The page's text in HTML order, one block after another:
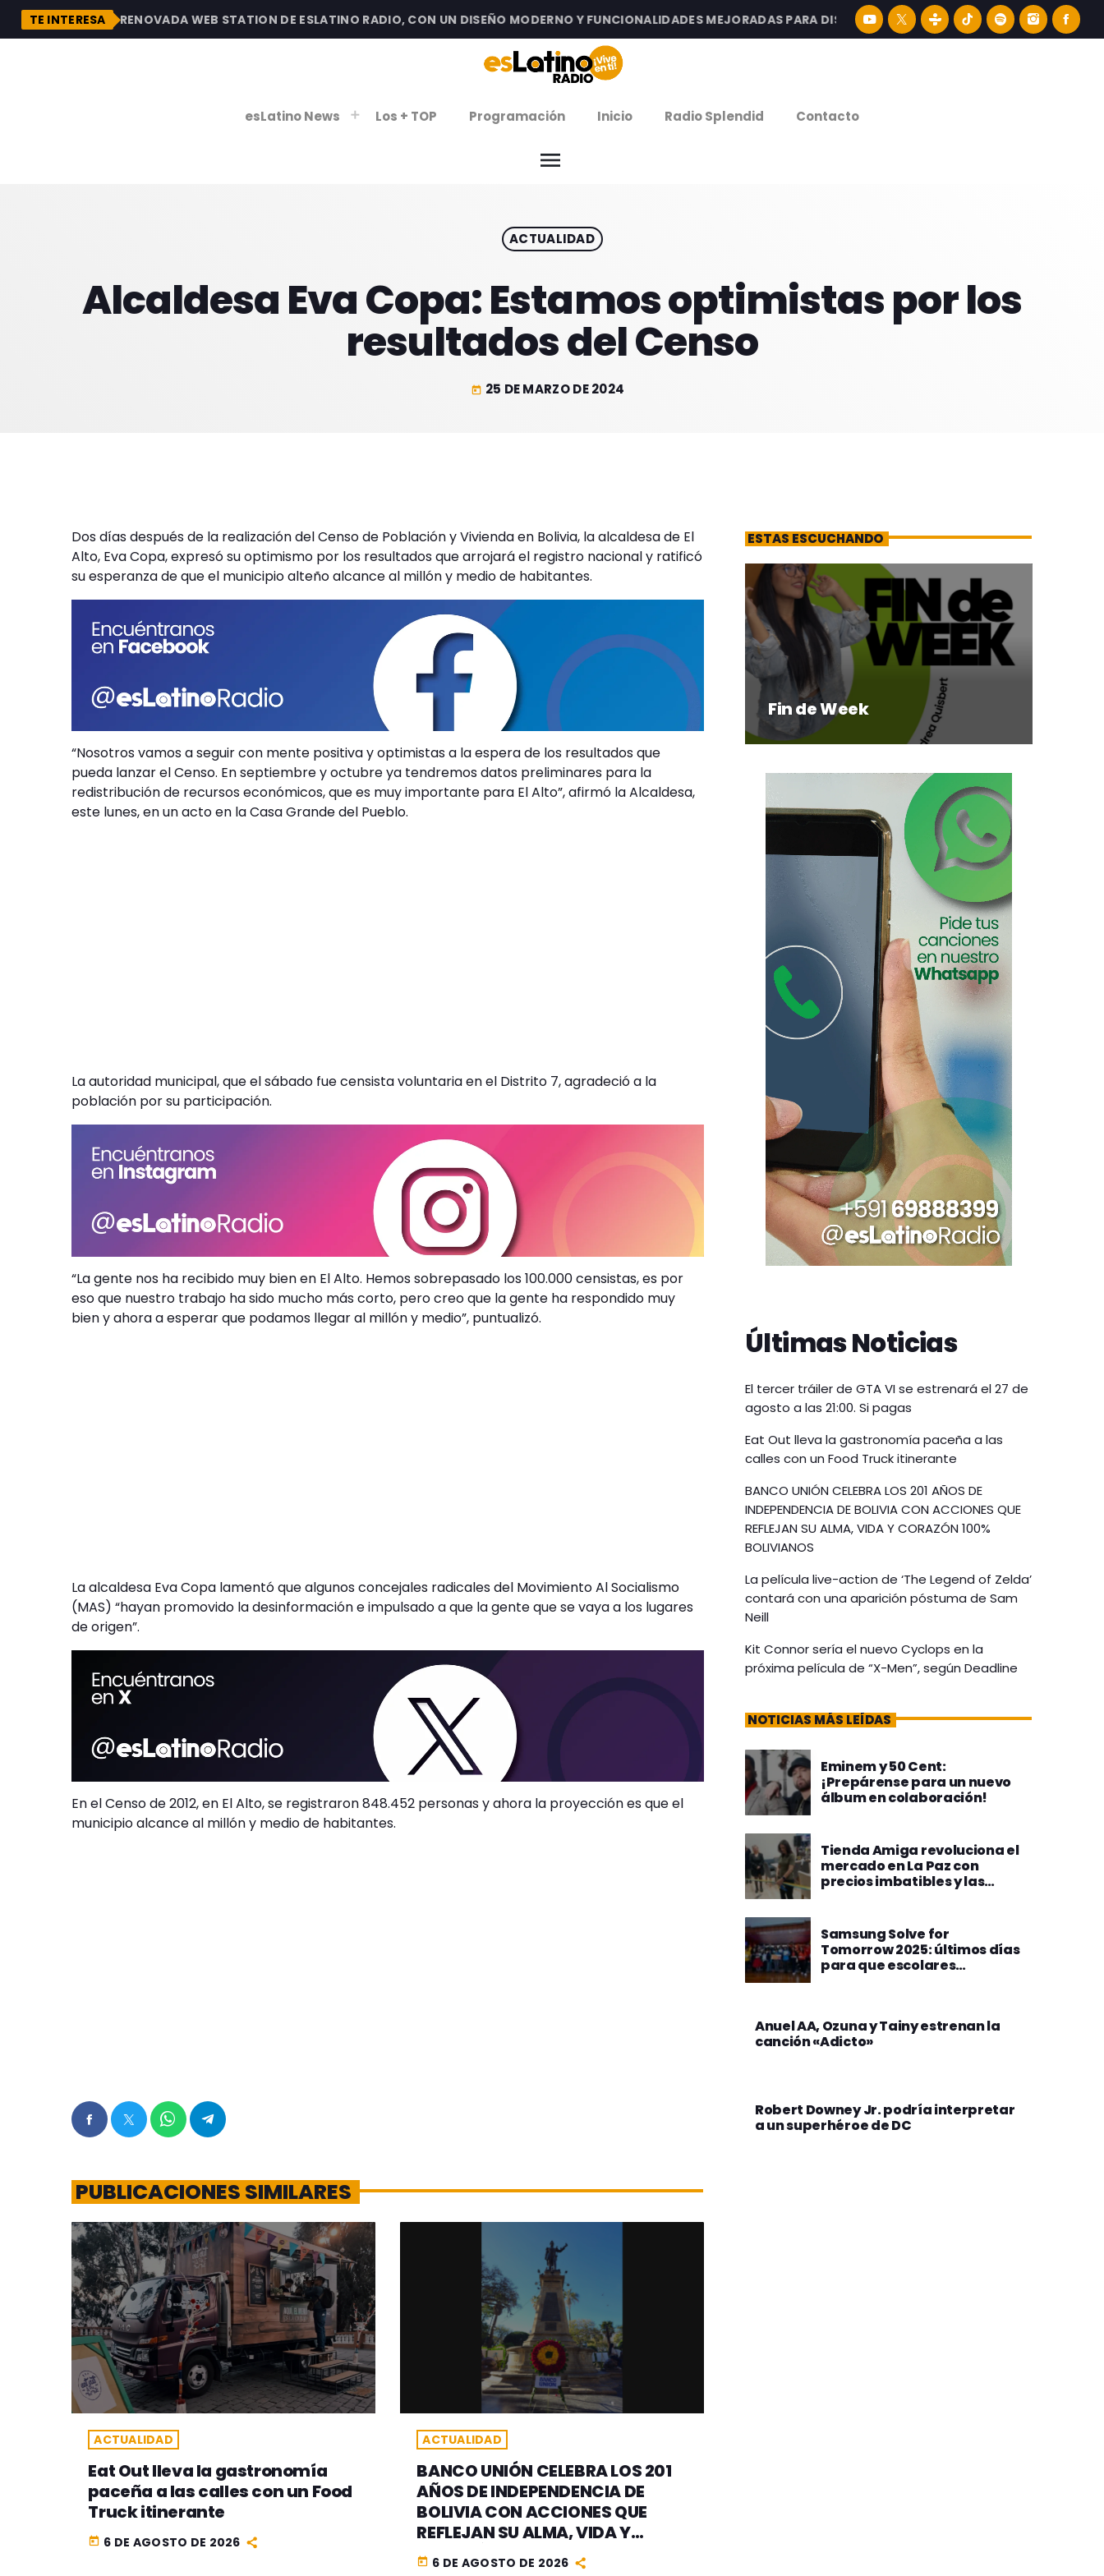
TE INTERESA
DESCUBRE LA RENOVADA WEB STATION DE ESLATINO RADIO, CON UN DISEÑO MODERNO Y FUNCIONALIDADES MEJORADAS PARA DISFRUTAR LA MEJOR MÚSICA LATINA Y
esLatino News Los + TOP Programación Inicio Radio Splendid Contacto
menu
ACTUALIDAD
Alcaldesa Eva Copa: Estamos optimistas por los
resultados del Censo
today 25 DE MARZO DE 2024
Dos días después de la realización del Censo de Población y Vivienda en Bolivia, la alcaldesa de El
Alto, Eva Copa, expresó su optimismo por los resultados que arrojará el registro nacional y ratificó
su esperanza de que el municipio alteño alcance al millón y medio de habitantes.
“Nosotros vamos a seguir con mente positiva y optimistas a la espera de los resultados que
pueda lanzar el Censo. En septiembre y octubre ya tendremos datos preliminares para la
redistribución de recursos económicos, que es muy importante para El Alto”, afirmó la Alcaldesa,
este lunes, en un acto en la Casa Grande del Pueblo.
La autoridad municipal, que el sábado fue censista voluntaria en el Distrito 7, agradeció a la
población por su participación.
“La gente nos ha recibido muy bien en El Alto. Hemos sobrepasado los 100.000 censistas, es por
eso que nuestro trabajo ha sido mucho más corto, pero creo que la gente ha respondido muy
bien y ahora a esperar que podamos llegar al millón y medio”, puntualizó.
La alcaldesa Eva Copa lamentó que algunos concejales radicales del Movimiento Al Socialismo
(MAS) “hayan promovido la desinformación e impulsado a que la gente que se vaya a los lugares
de origen”.
En el Censo de 2012, en El Alto, se registraron 848.452 personas y ahora la proyección es que el
municipio alcance al millón y medio de habitantes.
PUBLICACIONES SIMILARES
ACTUALIDAD
Eat Out lleva la gastronomía
paceña a las calles con un Food
Truck itinerante
today 6 DE AGOSTO DE 2026
ACTUALIDAD
BANCO UNIÓN CELEBRA LOS 201
AÑOS DE INDEPENDENCIA DE
BOLIVIA CON ACCIONES QUE
REFLEJAN SU ALMA, VIDA Y
CORAZÓN 100% BOLIVIANOS
today 6 DE AGOSTO DE 2026
ESTAS ESCUCHANDO
Fin de Week
Últimas Noticias
El tercer tráiler de GTA VI se estrenará el 27 de
agosto a las 21:00. Si pagas
Eat Out lleva la gastronomía paceña a las
calles con un Food Truck itinerante
BANCO UNIÓN CELEBRA LOS 201 AÑOS DE
INDEPENDENCIA DE BOLIVIA CON ACCIONES QUE
REFLEJAN SU ALMA, VIDA Y CORAZÓN 100%
BOLIVIANOS
La película live-action de ‘The Legend of Zelda’
contará con una aparición póstuma de Sam
Neill
Kit Connor sería el nuevo Cyclops en la
próxima película de “X-Men”, según Deadline
NOTICIAS MÁS LEÍDAS
Eminem y 50 Cent:
¡Prepárense para un nuevo
álbum en colaboración!
Tienda Amiga revoluciona el
mercado en La Paz con
precios imbatibles y las
Samsung Solve for
Tomorrow 2025: últimos días
para que escolares
Anuel AA, Ozuna y Tainy estrenan la
canción «Adicto»
Robert Downey Jr. podría interpretar
a un superhéroe de DC